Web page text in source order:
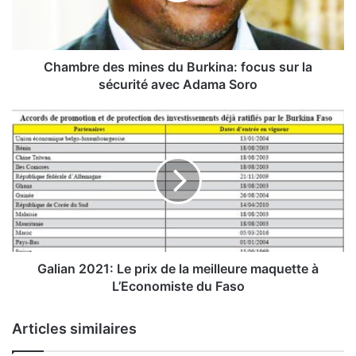
n
e
s
d
u
B
u
r
k
f
o
Chambre des mines du Burkina: focus sur la
sécurité avec Adama Soro
a
l
i
a
n
2
0
2
p
r
Galian 2021: Le prix de la meilleure maquette à
L’Economiste du Faso
Articles similaires